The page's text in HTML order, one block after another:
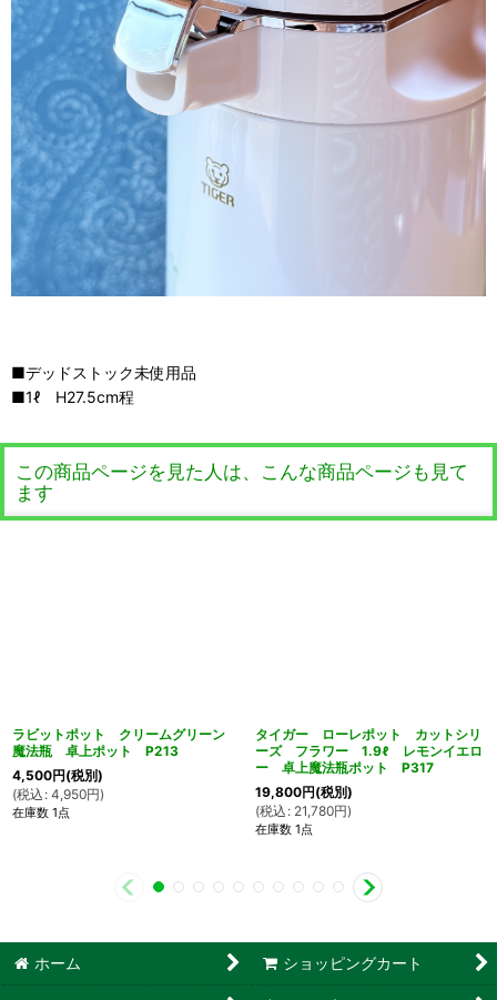
■デッドストック未使用品
■1ℓ H27.5cm程
この商品ページを見た人は、こんな商品ページも見て
ます
ラビットポット クリームグリーン
魔法瓶 卓上ポット P213
4,500円(税別)
(税込 : 4,950円)
在庫数 1点
タイガー ローレポット カットシリ
ーズ フラワー 1.9ℓ レモンイエロ
ー 卓上魔法瓶ポット P317
19,800円(税別)
(税込 : 21,780円)
在庫数 1点
ホーム ショッピングカート